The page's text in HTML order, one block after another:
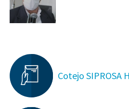
Cotejo SIPROSA